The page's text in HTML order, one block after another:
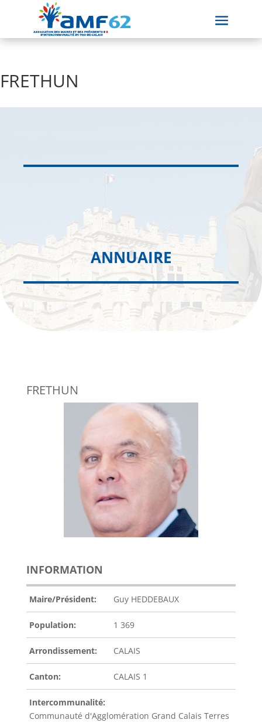
FRETHUN
ANNUAIRE
FRETHUN
INFORMATION
Maire/Président: Guy HEDDEBAUX
Population: 1 369
Arrondissement: CALAIS
Canton: CALAIS 1
Intercommunalité:
Communauté d'Agglomération Grand Calais Terres